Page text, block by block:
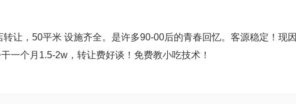
让，50平米 设施齐全。是许多90-00后的青春回忆。客源稳定！现因
一个月1.5-2w，转让费好谈！免费教小吃技术！